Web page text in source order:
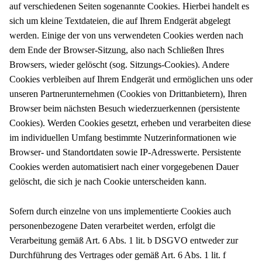
auf verschiedenen Seiten sogenannte Cookies. Hierbei handelt es
sich um kleine Textdateien, die auf Ihrem Endgerät abgelegt
werden. Einige der von uns verwendeten Cookies werden nach
dem Ende der Browser-Sitzung, also nach Schließen Ihres
Browsers, wieder gelöscht (sog. Sitzungs-Cookies). Andere
Cookies verbleiben auf Ihrem Endgerät und ermöglichen uns oder
unseren Partnerunternehmen (Cookies von Drittanbietern), Ihren
Browser beim nächsten Besuch wiederzuerkennen (persistente
Cookies). Werden Cookies gesetzt, erheben und verarbeiten diese
im individuellen Umfang bestimmte Nutzerinformationen wie
Browser- und Standortdaten sowie IP-Adresswerte. Persistente
Cookies werden automatisiert nach einer vorgegebenen Dauer
gelöscht, die sich je nach Cookie unterscheiden kann.
Sofern durch einzelne von uns implementierte Cookies auch
personenbezogene Daten verarbeitet werden, erfolgt die
Verarbeitung gemäß Art. 6 Abs. 1 lit. b DSGVO entweder zur
Durchführung des Vertrages oder gemäß Art. 6 Abs. 1 lit. f